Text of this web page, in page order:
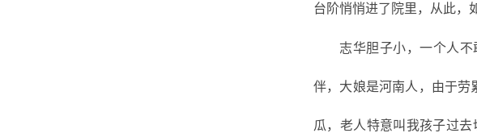
台阶悄悄进了院里，从此，
志华胆子小，一个人
伴，大娘是河南人，由于劳
瓜，老人特意叫我孩子过